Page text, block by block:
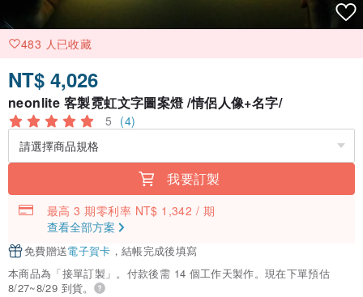
483 人已收藏
NT$ 4,026
neonlite 客製霓虹文字圖案燈 /情侶人像+名字/
5 (4)
我要訂製
最高 3 期零利率 NT$ 1,342 / 期
查看全部方案
免費贈送電子賀卡 ，結帳完成後填寫
本商品為「接單訂製」。付款後需 14 個工作天製作。現在下單預估
8/27~8/29 到貨。